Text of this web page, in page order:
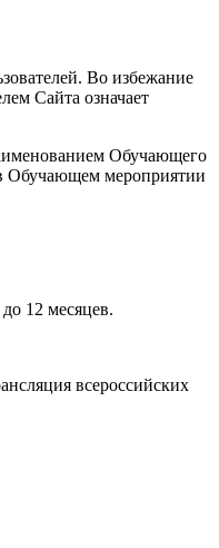
Во избежание
Сайта означает
Обучающего
Обучающем мероприятии
12 месяцев.
всероссийских